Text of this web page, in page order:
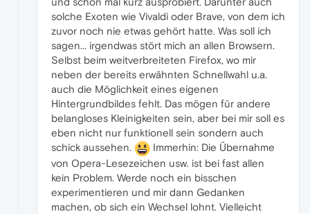
solche Exoten wie Vivaldi oder Brave, von dem ich
zuvor noch nie etwas gehört hatte. Was soll ich
sagen... irgendwas stört mich an allen Browsern.
Selbst beim weitverbreiteten Firefox, wo mir
neben der bereits erwähnten Schnellwahl u.a.
auch die Möglichkeit eines eigenen
Hintergrundbildes fehlt. Das mögen für andere
belangloses Kleinigkeiten sein, aber bei mir soll es
eben nicht nur funktionell sein sondern auch
schick aussehen.
Immerhin: Die Übernahme
von Opera-Lesezeichen usw. ist bei fast allen
kein Problem. Werde noch ein bisschen
experimentieren und mir dann Gedanken
machen, ob sich ein Wechsel lohnt. Vielleicht